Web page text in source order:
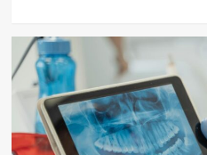
about
Durerile
șale
pe
timp